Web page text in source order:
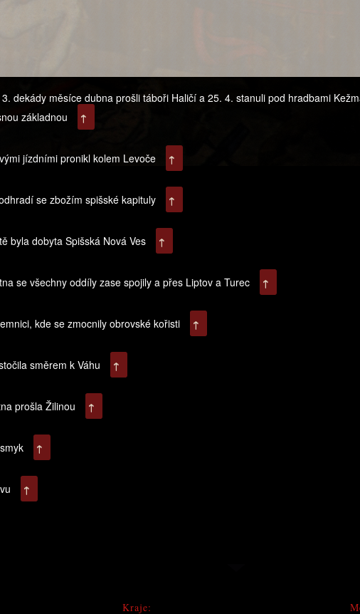
dekády měsíce dubna prošli táboři Haličí a 25. 4. stanuli pod hradbami
základnou
↑
jízdními pronikl kolem Levoče ↑
se zbožím spišské kapituly ↑
byla dobyta Spišská Nová Ves ↑
se všechny oddíly zase spojily a přes Liptov a Turec ↑
kde se zmocnily obrovské kořisti ↑
směrem k Váhu ↑
prošla Žilinou ↑
↑
↑
Kraje: